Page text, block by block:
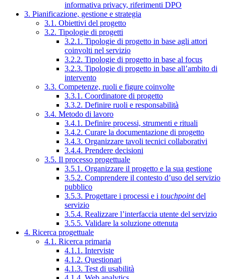
informativa privacy, riferimenti DPO
3. Pianificazione, gestione e strategia
3.1. Obiettivi del progetto
3.2. Tipologie di progetti
3.2.1. Tipologie di progetto in base agli attori
coinvolti nel servizio
3.2.2. Tipologie di progetto in base al focus
3.2.3. Tipologie di progetto in base all’ambito di
intervento
3.3. Competenze, ruoli e figure coinvolte
3.3.1. Coordinatore di progetto
3.3.2. Definire ruoli e responsabilità
3.4. Metodo di lavoro
3.4.1. Definire processi, strumenti e rituali
3.4.2. Curare la documentazione di progetto
3.4.3. Organizzare tavoli tecnici collaborativi
3.4.4. Prendere decisioni
3.5. Il processo progettuale
3.5.1. Organizzare il progetto e la sua gestione
3.5.2. Comprendere il contesto d’uso del servizio
pubblico
3.5.3. Progettare i processi e i touchpointdel
servizio
3.5.4. Realizzare l’interfaccia utente del servizio
3.5.5. Validare la soluzione ottenuta
4. Ricerca progettuale
4.1. Ricerca primaria
4.1.1. Interviste
4.1.2. Questionari
4.1.3. Test di usabilità